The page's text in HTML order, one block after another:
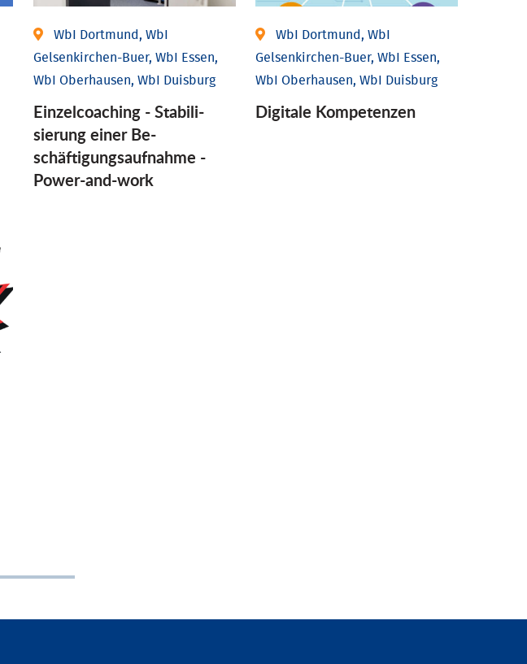
WbI Dortmund, WbI
Gelsenkirchen-Buer, WbI Essen,
WbI Oberhausen, WbI Duisburg
Einzel­coaching - Stabili­
sierung einer Be­
schäftigungs­aufnahme -
Power-and-work
WbI Dortmund, WbI
Gelsenkirchen-Buer, WbI Essen,
WbI Oberhausen, WbI Duisburg
Digitale Kompetenzen